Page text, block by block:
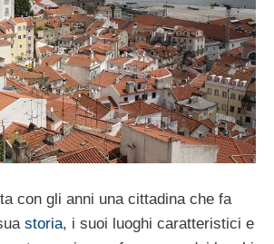
con gli anni una cittadina che fa
storia, i suoi luoghi caratteristici e